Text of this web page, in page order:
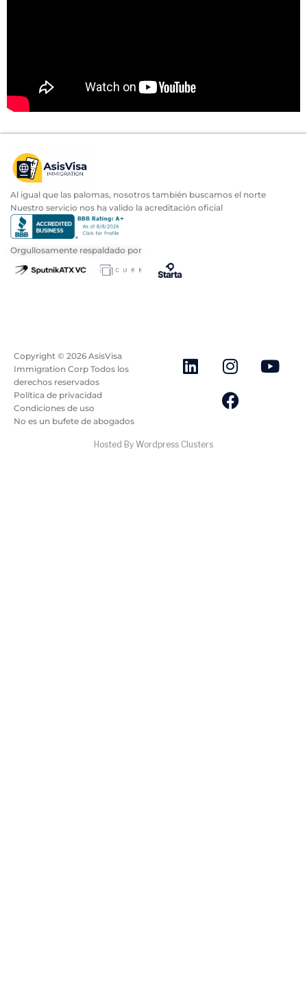
Al igual que las palomas, nosotros también buscamos el norte
Nuestro servicio nos ha valido la acreditación oficial
Orgullosamente respaldado por
Copyright © 2026 AsisVisa
Immigration Corp Todos los
derechos reservados
Política de privacidad
Condiciones de uso
No es un bufete de abogados
Hosted By Wordpress Clusters